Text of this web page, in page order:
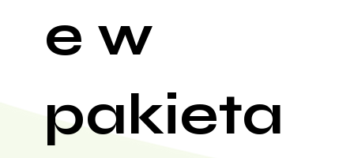
e w
pakieta